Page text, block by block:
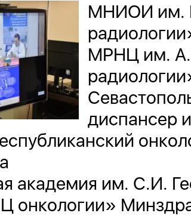
МНИОИ им.
МРНЦ им.
диспансер
академия им. С.И.